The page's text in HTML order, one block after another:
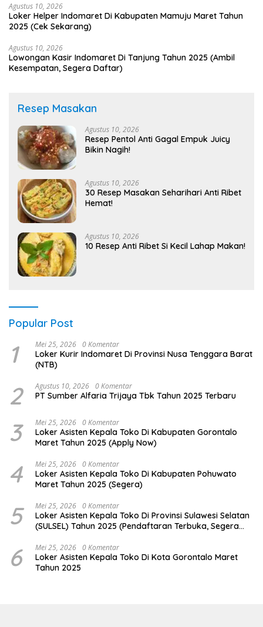
Agustus 10, 2026
Loker Helper Indomaret Di Kabupaten Mamuju Maret Tahun
2025 (Cek Sekarang)
Agustus 10, 2026
Lowongan Kasir Indomaret Di Tanjung Tahun 2025 (Ambil
Kesempatan, Segera Daftar)
Resep Masakan
Agustus 10, 2026
Resep Pentol Anti Gagal Empuk Juicy
Bikin Nagih!
Agustus 10, 2026
30 Resep Masakan Seharihari Anti Ribet
Hemat!
Agustus 10, 2026
10 Resep Anti Ribet Si Kecil Lahap Makan!
Popular Post
1 Mei 25, 2026 0 Komentar
Loker Kurir Indomaret Di Provinsi Nusa Tenggara Barat
(NTB)
2 Agustus 10, 2026 0 Komentar
PT Sumber Alfaria Trijaya Tbk Tahun 2025 Terbaru
3 Mei 25, 2026 0 Komentar
Loker Asisten Kepala Toko Di Kabupaten Gorontalo
Maret Tahun 2025 (Apply Now)
4 Mei 25, 2026 0 Komentar
Loker Asisten Kepala Toko Di Kabupaten Pohuwato
Maret Tahun 2025 (Segera)
5 Mei 25, 2026 0 Komentar
Loker Asisten Kepala Toko Di Provinsi Sulawesi Selatan
(SULSEL) Tahun 2025 (Pendaftaran Terbuka, Segera
6 Mei 25, 2026 0 Komentar
Loker Asisten Kepala Toko Di Kota Gorontalo Maret
Tahun 2025